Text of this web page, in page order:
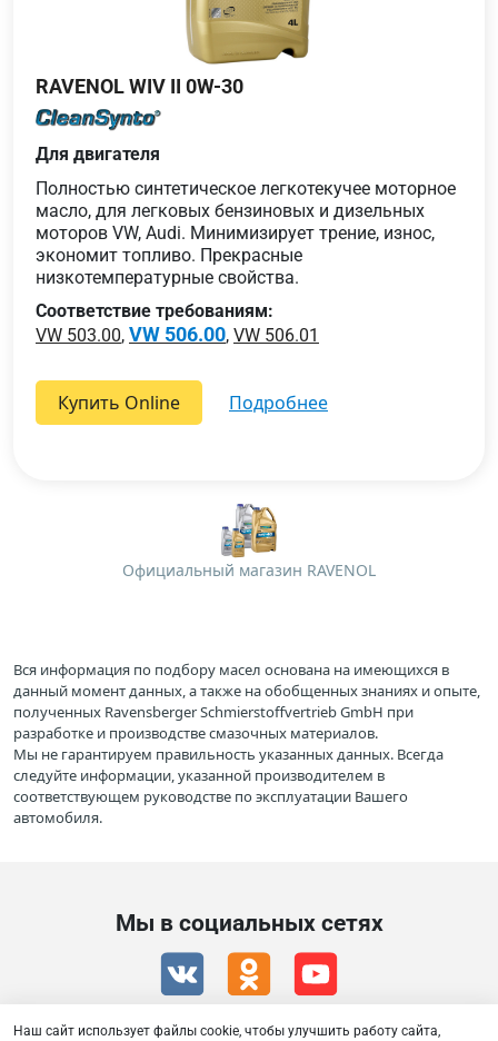
RAVENOL WIV II 0W-30
Для двигателя
Полностью синтетическое легкотекучее моторное
масло, для легковых бензиновых и дизельных
моторов VW, Audi. Минимизирует трение, износ,
экономит топливо. Прекрасные
низкотемпературные свойства.
Соответствие требованиям:
VW 503.00, VW 506.00, VW 506.01
Купить Online подробнее
Официальный магазин RAVENOL
Вся информация по подбору масел основана на имеющихся в
данный момент данных, а также на обобщенных знаниях и опыте,
полученных Ravensberger Schmierstoffvertrieb GmbH при
разработке и производстве смазочных материалов.
Мы не гарантируем правильность указанных данных. Всегда
следуйте информации, указанной производителем в
соответствующем руководстве по эксплуатации Вашего
автомобиля.
Мы в социальных сетях
Наш сайт использует файлы cookie, чтобы улучшить работу сайта,